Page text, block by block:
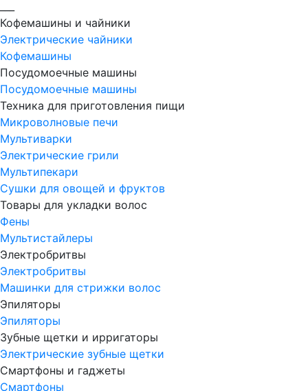
Кофемашины и чайники
Электрические чайники
Кофемашины
Посудомоечные машины
Посудомоечные машины
Техника для приготовления пищи
Микроволновые печи
Мультиварки
Электрические грили
Мультипекари
Сушки для овощей и фруктов
Товары для укладки волос
Фены
Мультистайлеры
Электробритвы
Электробритвы
Машинки для стрижки волос
Эпиляторы
Эпиляторы
Зубные щетки и ирригаторы
Электрические зубные щетки
Смартфоны и гаджеты
Смартфоны